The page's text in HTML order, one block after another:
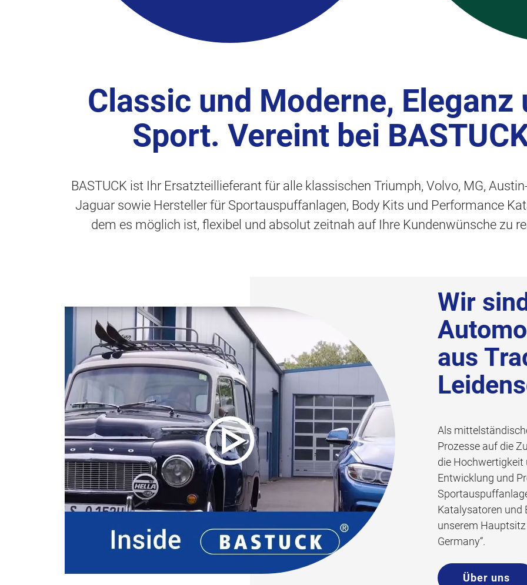
Classic und Moderne, Eleganz
Sport. Vereint bei
BASTUCK ist Ihr Ersatzteillieferant für alle klassischen Triumph, Volvo, MG,
Jaguar sowie Hersteller für Sportauspuffanlagen, Body Kits und Performance
dem es möglich ist, flexibel und absolut zeitnah auf Ihre Kundenwünsche zu
Wir
aus
Als
Prozesse auf die
die Hochwertigkeit
Entwicklung und
Katalysatoren und
unserem
Germany“.
Über uns